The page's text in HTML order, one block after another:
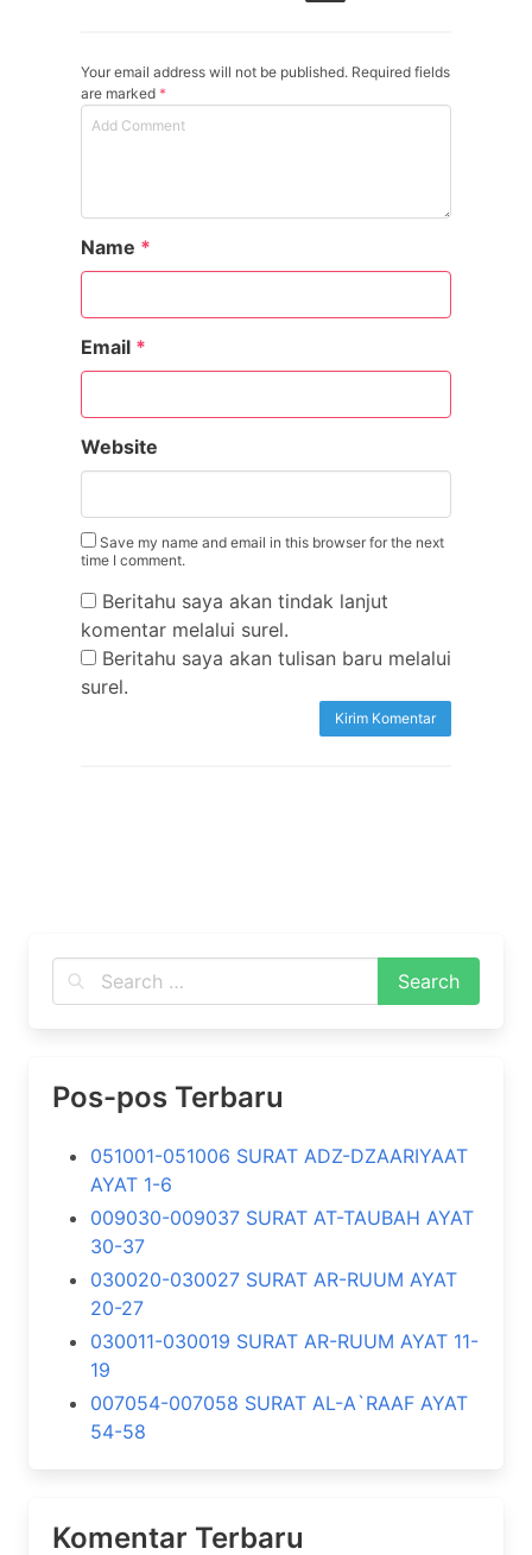
Your email address will not be published. Required fields
are marked *
Name *
Email *
Website
Save my name and email in this browser for the next
time I comment.
Beritahu saya akan tindak lanjut
komentar melalui surel.
Beritahu saya akan tulisan baru melalui
surel.
Pos-pos Terbaru
051001-051006 SURAT ADZ-DZAARIYAAT
AYAT 1-6
009030-009037 SURAT AT-TAUBAH AYAT
30-37
030020-030027 SURAT AR-RUUM AYAT
20-27
030011-030019 SURAT AR-RUUM AYAT 11-
19
007054-007058 SURAT AL-A`RAAF AYAT
54-58
Komentar Terbaru